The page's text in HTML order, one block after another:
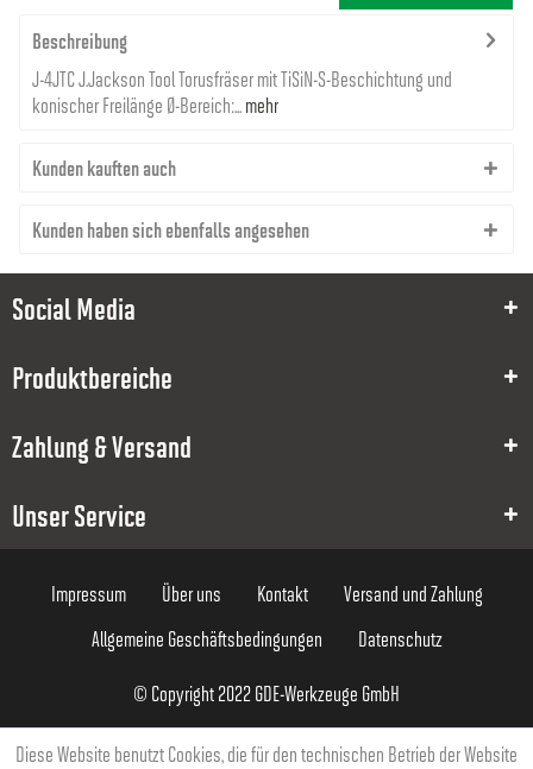
4
Beschreibung
J-4JTC J.Jackson Tool Torusfräser mit TiSiN-S-Beschichtung und
konischer Freilänge Ø-Bereich:...mehr
Kunden kauften auch
Kunden haben sich ebenfalls angesehen
Social Media
Produktbereiche
Zahlung & Versand
Unser Service
Impressum Über uns Kontakt
Versand und Zahlung
Allgemeine Geschäftsbedingungen
Datenschutz
© Copyright 2022 GDE-Werkzeuge GmbH
Diese Website benutzt Cookies, die für den technischen Betrieb der Website